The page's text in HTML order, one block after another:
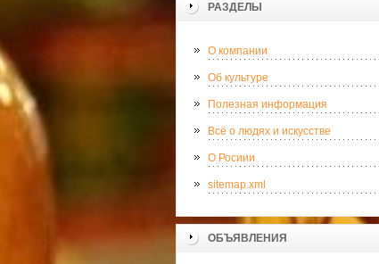
РАЗДЕЛЫ
О компании
Об культуре
Полезная информация
Всё о людях и искусстве
О Росиии
sitemap.xml
ОБЪЯВЛЕНИЯ